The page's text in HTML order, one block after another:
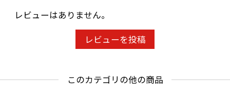
レビューはありません。
レビューを投稿
このカテゴリの他の商品